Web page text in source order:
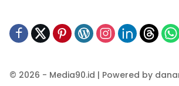
© 2026 - Media90.id | Powered by